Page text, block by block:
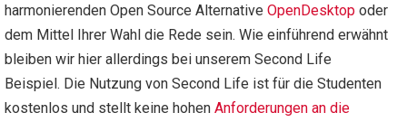
harmonierenden Open Source Alternative OpenDesktop oder
dem Mittel Ihrer Wahl die Rede sein. Wie einführend erwähnt
bleiben wir hier allerdings bei unserem Second Life
Beispiel. Die Nutzung von Second Life ist für die Studenten
kostenlos und stellt keine hohen Anforderungen an die